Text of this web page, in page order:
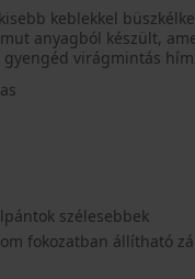
keblekkel
anyagból készült,
virágmintás
szélesebbek
fokozatban állítható